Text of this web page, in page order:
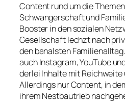
Content rund um die
Schwangerschaft und
Booster in den sozialen
Gesellschaft lechzt nach
den banalsten
auch Instagram, YouTube
derlei Inhalte mit
Allerdings nur Content, in
ihrem Nestbautrieb